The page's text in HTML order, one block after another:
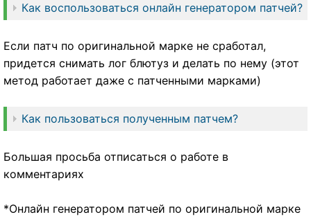
Как воспользоваться онлайн генератором патчей?
Если патч по оригинальной марке не сработал,
придется снимать лог блютуз и делать по нему (этот
метод работает даже с патченными марками)
Как пользоваться полученным патчем?
Большая просьба отписаться о работе в
комментариях
*Онлайн генератором патчей по оригинальной марке